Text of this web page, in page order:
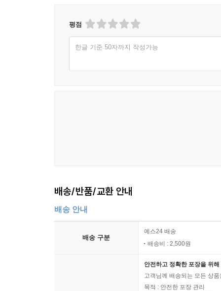
평점
한글 기준 50자까지 작성가능
배송/반품/교환 안내
배송 안내
배송 구분
예스24 배송
배송비 : 2,500원
안전하고 정확한 포장을 위
고객님께 배송되는 모든 상
목적 : 안전한 포장 관리